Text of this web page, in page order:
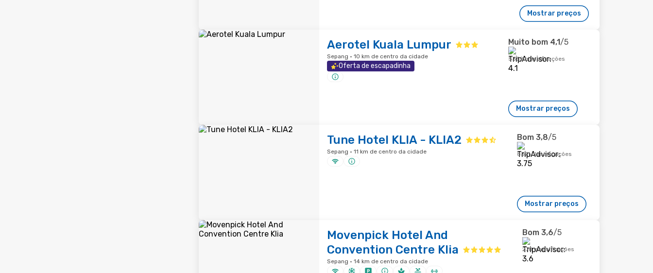
Mostrar preços
Aerotel Kuala Lumpur
Sepang · 10 km de centro da cidade
Oferta de escapadinha
Muito bom 4,1/5
5352 classificações
Mostrar preços
Tune Hotel KLIA - KLIA2
Sepang · 11 km de centro da cidade
Bom 3,8/5
8371 classificações
Mostrar preços
Movenpick Hotel And
Convention Centre Klia
Sepang · 14 km de centro da cidade
Bom 3,6/5
270 classificações